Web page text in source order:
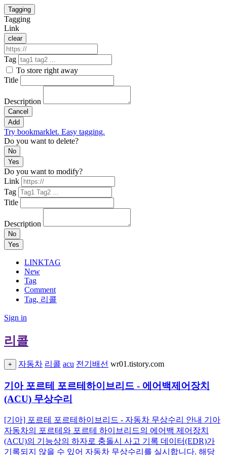
Tagging
Tagging
Link
clear
Tag
To store right away
Title
Description
Cancel
Add
Try bookmarklet. Easy tagging.
Do you want to delete?
No
Yes
Do you want to modify?
Link
Tag
Title
Description
No
Yes
LINKTAG
New
Tag
Comment
Tag, 리콜
Sign in
리콜
+ 자동차 리콜 acu 전기배선 wr01.tistory.com
기아 포르테 포르테하이브리드 - 에어백제어장치
(ACU) 무상수리
[기아] 포르테 포르테하이브리드 - 자동차 무상수리 안내 기아
자동차의 포르테와 포르테 하이브리드의 에어백 제어장치
(ACU)의 기능상의 하자로 충돌시 사고 기록 데이터(EDR)가
기록되지 않을 수 있어 자동차 무상수리를 실시합니다. 해당